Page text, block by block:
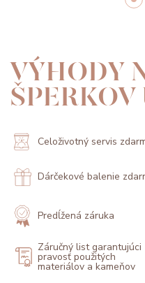
VÝHODY
ŠPERKOV
Celoživotný servis
Dárčekové balenie
Predĺžená záruka
Záručný list garantujúci
pravosť použitých
materiálov a kameňov